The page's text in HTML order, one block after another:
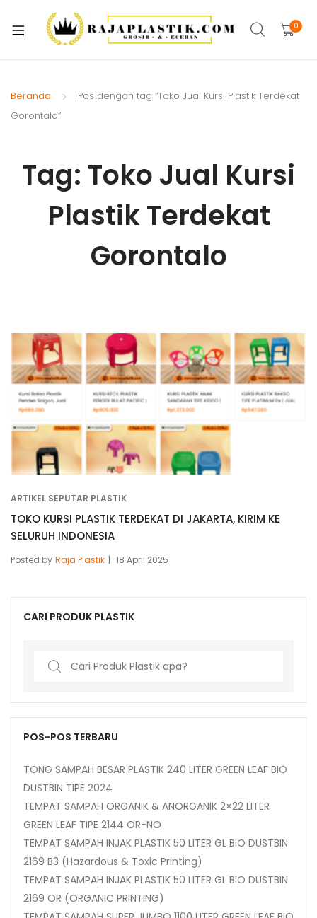
0
Beranda
Pos dengan tag “Toko Jual Kursi Plastik Terdekat
Gorontalo”
Tag: Toko Jual Kursi
Plastik Terdekat
Gorontalo
ARTIKEL SEPUTAR PLASTIK
TOKO KURSI PLASTIK TERDEKAT DI JAKARTA, KIRIM KE
SELURUH INDONESIA
Posted by Raja Plastik 18 April 2025
CARI PRODUK PLASTIK
Search
POS-POS TERBARU
TONG SAMPAH BESAR PLASTIK 240 LITER GREEN LEAF BIO
DUSTBIN TIPE 2024
TEMPAT SAMPAH ORGANIK & ANORGANIK 2×22 LITER
GREEN LEAF TIPE 2144 OR-NO
TEMPAT SAMPAH INJAK PLASTIK 50 LITER GL BIO DUSTBIN
2169 B3 (Hazardous & Toxic Printing)
TEMPAT SAMPAH INJAK PLASTIK 50 LITER GL BIO DUSTBIN
2169 OR (ORGANIC PRINTING)